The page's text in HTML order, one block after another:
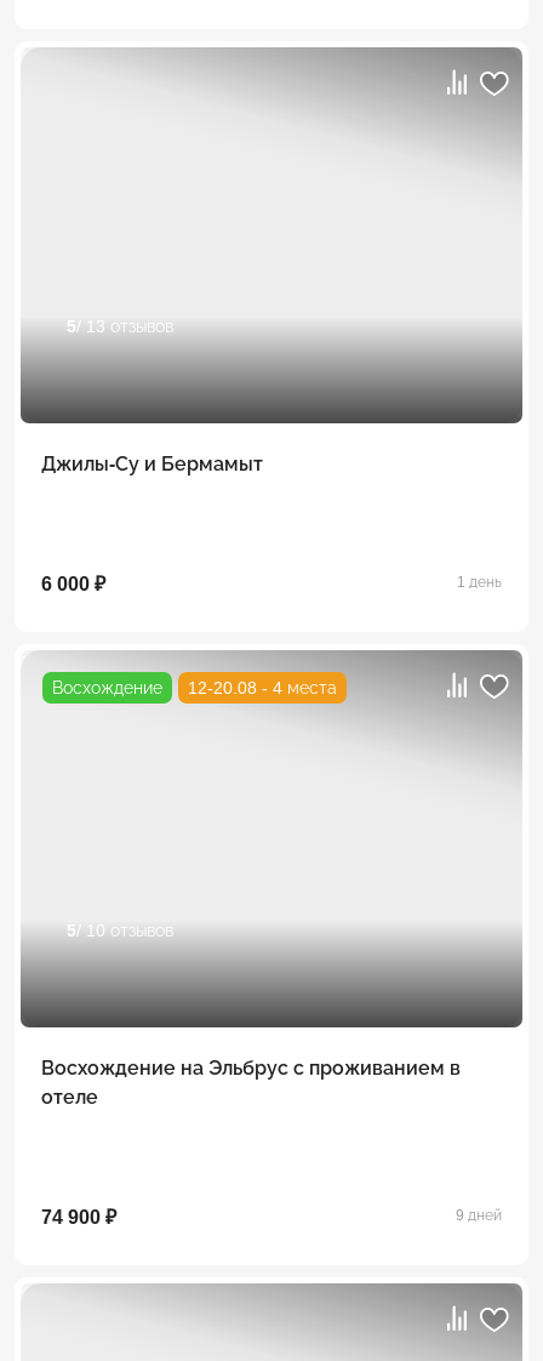
5/ 13 отзывов
Джилы-Су и Бермамыт
6 000 ₽ 1 день
Восхождение 12-20.08 - 4 места
5/ 10 отзывов
Восхождение на Эльбрус с проживанием в
отеле
74 900 ₽ 9 дней